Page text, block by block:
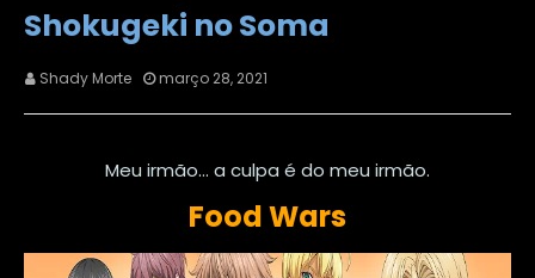
Shokugeki no Soma
Shady Morte março 28, 2021
Meu irmão... a culpa é do meu irmão.
Food Wars